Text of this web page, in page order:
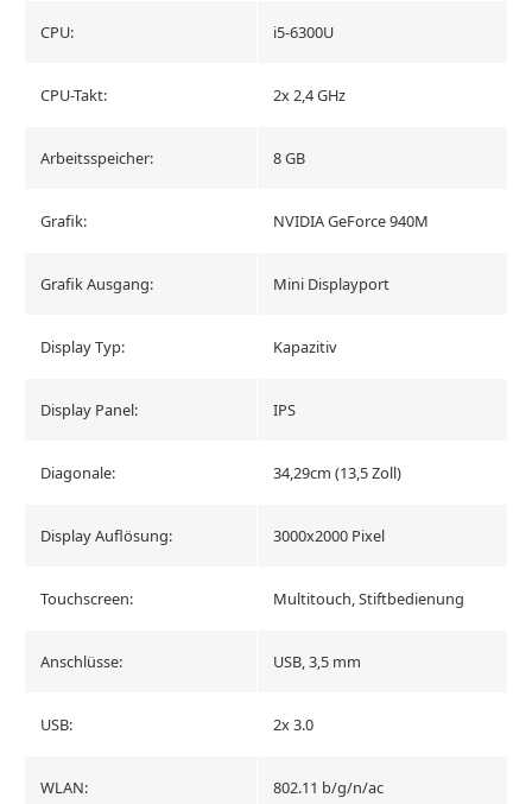
CPU: i5-6300U
CPU-Takt: 2x 2,4 GHz
Arbeitsspeicher: 8 GB
Grafik: NVIDIA GeForce 940M
Grafik Ausgang: Mini Displayport
Display Typ: Kapazitiv
Display Panel: IPS
Diagonale: 34,29cm (13,5 Zoll)
Display Auflösung: 3000x2000 Pixel
Touchscreen: Multitouch, Stiftbedienung
Anschlüsse: USB, 3,5 mm
USB: 2x 3.0
WLAN: 802.11 b/g/n/ac